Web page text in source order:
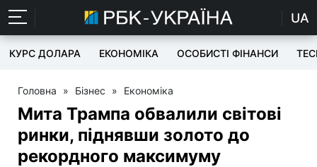
UA
КУРС ДОЛАРА ЕКОНОМІКА ОСОБИСТІ ФІНАНСИ
Головна » Бізнес » Економіка
Мита Трампа обвалили світові
ринки, піднявши золото до
рекордного максимуму